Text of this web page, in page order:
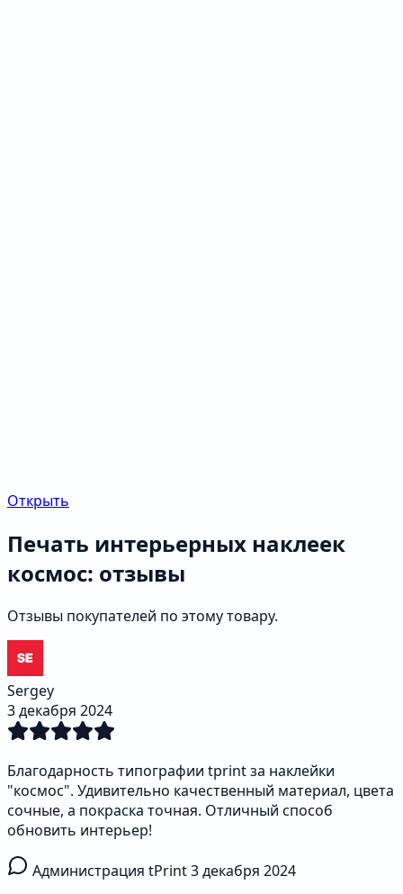
Открыть
Печать интерьерных наклеек
космос: отзывы
Отзывы покупателей по этому товару.
Sergey
3 декабря 2024
Благодарность типографии tprint за наклейки
"космос". Удивительно качественный материал, цвета
сочные, а покраска точная. Отличный способ
обновить интерьер!
Администрация tPrint3 декабря 2024